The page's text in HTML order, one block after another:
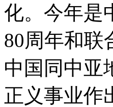
化。今年是
80周年和联
中国同中亚
正义事业作